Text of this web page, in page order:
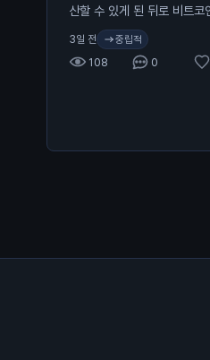
산할 수 있게 된 뒤로 비트
어 있음.
3일 전 중립적
108 0